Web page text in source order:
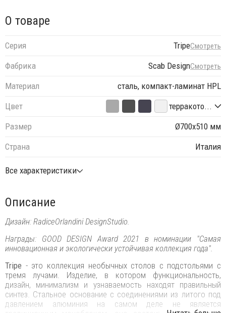
О товаре
Серия TripeСмотреть
Фабрика Scab DesignСмотреть
Материал
сталь, компакт-ламинат HPL
Цвет
терракото...
Размер
Ø700х510 мм
Страна
Италия
Все характеристики
Описание
Дизайн: RadiceOrlandini DesignStudio.
Награды: GOOD DESIGN Award 2021 в номинации "Самая
инновационная и экологически устойчивая коллекция года".
Tripe - это коллекция необычных столов с подстольями с
тремя лучами. Изделие, в котором функциональность,
дизайн, минимализм и узнаваемость находят правильный
синтез. Стальное основание с соединениями из литого под
давлением алюминия на самом деле не является